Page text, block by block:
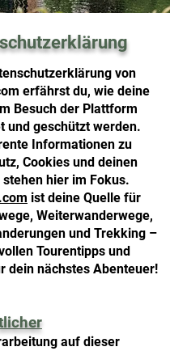
von
erfährst du, wie deine
Besuch der Plattform
und geschützt werden.
Informationen zu
Cookies und deinen
stehen hier im Fokus.
ist deine Quelle für
Weiterwanderwege,
und Trekking –
Tourentipps und
dein nächstes Abenteuer!
auf dieser